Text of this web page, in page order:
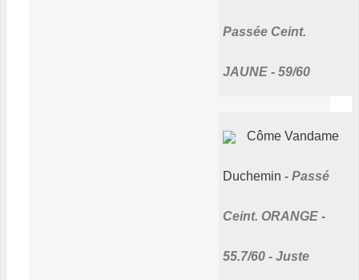
Passée Ceint.
JAUNE - 59/60
Côme Vandame
Duchemin Passé
Ceint. ORANGE -
55.7/60 - Juste